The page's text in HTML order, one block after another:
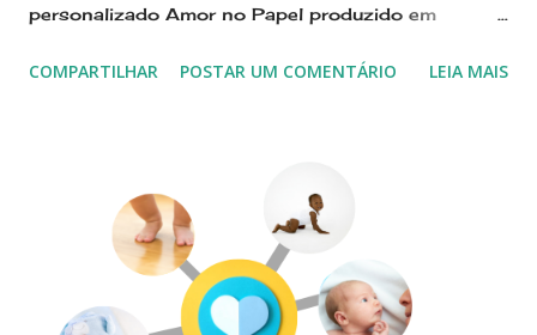
personalizado Amor no Papel produzido em
surpreender seu amor! Nas cores vermelho, pink e
COMPARTILHAR POSTAR UM COMENTÁRIO LEIA MAIS